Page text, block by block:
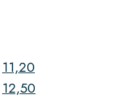
11,20
12,50